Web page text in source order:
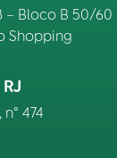
– Bloco B 50/60
Shopping
474